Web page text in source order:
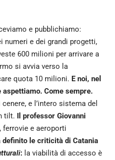
e pubblichiamo:
numeri e dei grandi progetti,
600 milioni per arrivare a
si avvia verso la
quota 10 milioni. E noi, nel
aspettiamo. Come sempre.
e l’intero sistema del
tilt. Il professor Giovanni
ferrovie e aeroporti
definito le criticità di Catania
: la viabilità di accesso è